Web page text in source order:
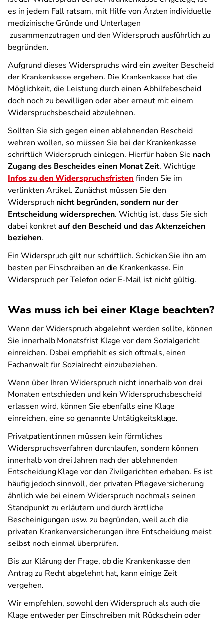
es in jedem Fall ratsam, mit Hilfe von Ärzten individuelle
medizinische Gründe und Unterlagen
zusammenzutragen und den Widerspruch ausführlich zu
begründen.
Aufgrund dieses Widerspruchs wird ein zweiter Bescheid
der Krankenkasse ergehen. Die Krankenkasse hat die
Möglichkeit, die Leistung durch einen Abhilfebescheid
doch noch zu bewilligen oder aber erneut mit einem
Widerspruchsbescheid abzulehnen.
Sollten Sie sich gegen einen ablehnenden Bescheid
wehren wollen, so müssen Sie bei der Krankenkasse
schriftlich Widerspruch einlegen. Hierfür haben Sie nach
Zugang des Bescheides einen Monat Zeit. Wichtige
Infos zu den Widerspruchsfristen finden Sie im
verlinkten Artikel. Zunächst müssen Sie den
Widerspruch nicht begründen, sondern nur der
Entscheidung widersprechen. Wichtig ist, dass Sie sich
dabei konkretauf den Bescheid und das Aktenzeichen
beziehen.
Ein Widerspruch gilt nur schriftlich. Schicken Sie ihn am
besten per Einschreiben an die Krankenkasse. Ein
Widerspruch per Telefon oder E-Mail ist nicht gültig.
Was muss ich bei einer Klage beachten?
Wenn der Widerspruch abgelehnt werden sollte, können
Sie innerhalb Monatsfrist Klage vor dem Sozialgericht
einreichen. Dabei empfiehlt es sich oftmals, einen
Fachanwalt für Sozialrecht einzubeziehen.
Wenn über Ihren Widerspruch nicht innerhalb von drei
Monaten entschieden und kein Widerspruchsbescheid
erlassen wird, können Sie ebenfalls eine Klage
einreichen, eine so genannte Untätigkeitsklage.
Privatpatient:innen müssen kein förmliches
Widerspruchsverfahren durchlaufen, sondern können
innerhalb von drei Jahren nach der ablehnenden
Entscheidung Klage vor den Zivilgerichten erheben. Es ist
häufig jedoch sinnvoll, der privaten Pflegeversicherung
ähnlich wie bei einem Widerspruch nochmals seinen
Standpunkt zu erläutern und durch ärztliche
Bescheinigungen usw. zu begründen, weil auch die
privaten Krankenversicherungen ihre Entscheidung meist
selbst noch einmal überprüfen.
Bis zur Klärung der Frage, ob die Krankenkasse den
Antrag zu Recht abgelehnt hat, kann einige Zeit
vergehen.
Wir empfehlen, sowohl den Widerspruch als auch die
Klage entweder per Einschreiben mit Rückschein oder